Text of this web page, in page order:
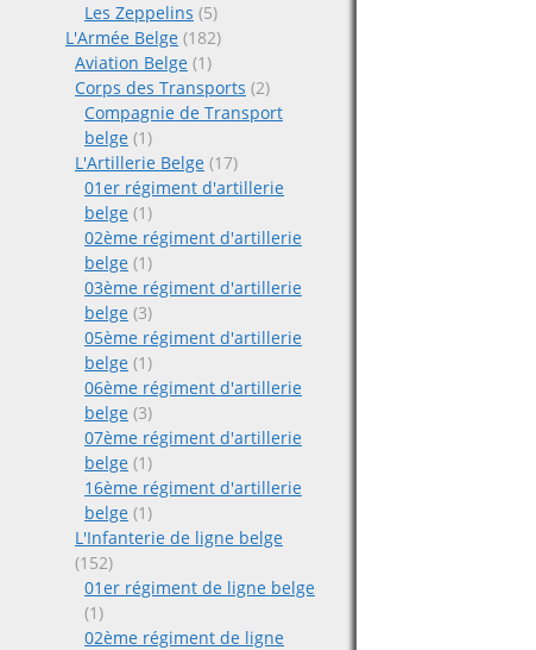
Les Zeppelins (5)
L'Armée Belge (182)
Aviation Belge (1)
Corps des Transports (2)
Compagnie de Transport
belge (1)
L'Artillerie Belge (17)
01er régiment d'artillerie
belge (1)
02ème régiment d'artillerie
belge (1)
03ème régiment d'artillerie
belge (3)
05ème régiment d'artillerie
belge (1)
06ème régiment d'artillerie
belge (3)
07ème régiment d'artillerie
belge (1)
16ème régiment d'artillerie
belge (1)
L'Infanterie de ligne belge
(152)
01er régiment de ligne belge
(1)
02ème régiment de ligne